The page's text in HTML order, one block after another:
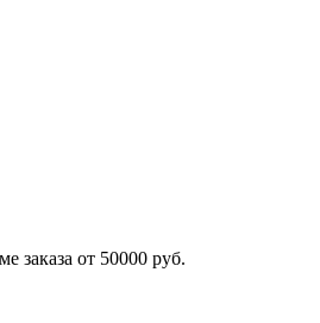
заказа от 50000 руб.